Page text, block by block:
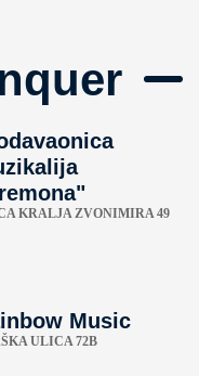
KRALJA ZVONIMIRA 49
Music
ULICA 72B